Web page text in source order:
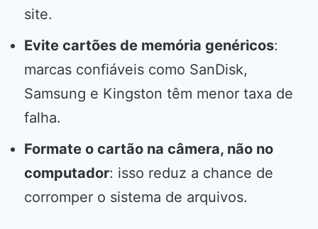
site.
Evite cartões de memória genéricos:
marcas confiáveis como SanDisk,
Samsung e Kingston têm menor taxa de
falha.
Formate o cartão na câmera, não no
computador: isso reduz a chance de
corromper o sistema de arquivos.